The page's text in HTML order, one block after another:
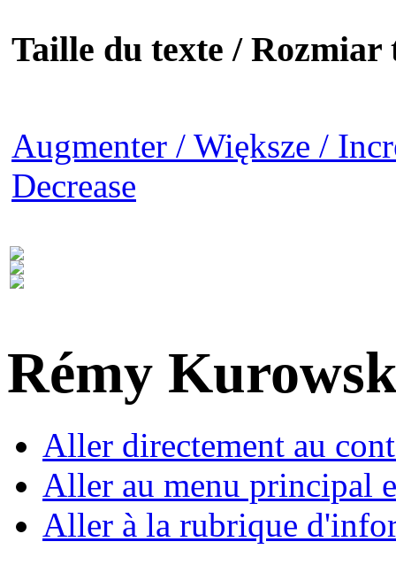
Taille du texte / Rozmiar
Augmenter / Większe /
Decrease
Rémy
Aller directement au
Aller au menu principal
Aller à la rubrique